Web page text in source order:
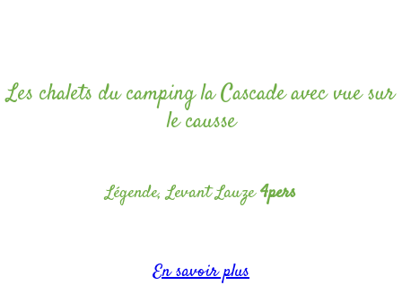
Les chalets du camping la Cascade avec vue sur
le causse
Légende, Levant Lauze4pers
En savoir plus